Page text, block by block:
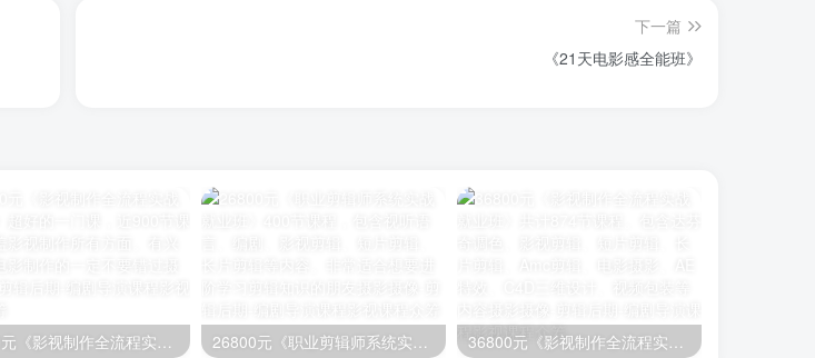
下一篇
《21天电影感全能班》